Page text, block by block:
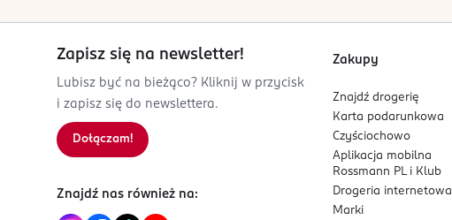
nie zawierają lateksu,
przebadane dermatologicznie.
87-100 Toruń
Kod EAN
5 900516 752279
Zapisz się na newsletter!
Lubisz być na bieżąco? Kliknij w przycisk
i zapisz się do newslettera.
Dołączam!
Znajdź nas również na:
Zakupy
Znajdź drogerię
Karta podarunkowa
Czyściochowo
Aplikacja mobilna
Rossmann PL i Klub
Drogeria internetowa
Marki